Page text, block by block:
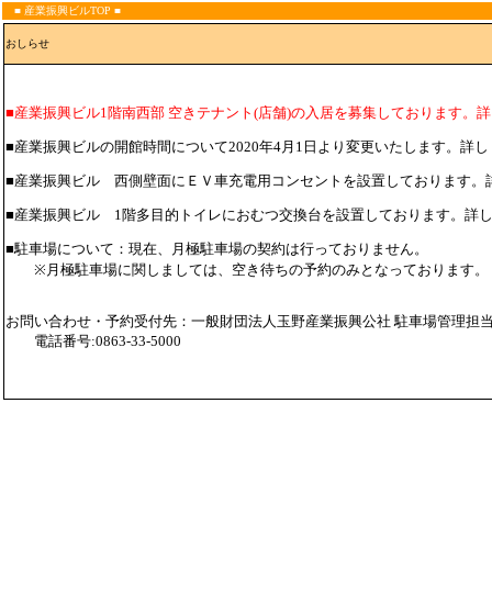
■ 産業振興ビルTOP ■
おしらせ
■産業振興ビル1階南西部 空きテナント(店舗)の入居を募集しております。
■産業振興ビルの開館時間について2020年4月1日より変更いたします。詳し
■産業振興ビル 西側壁面にＥＶ車充電用コンセントを設置しております。
■産業振興ビル 1階多目的トイレにおむつ交換台を設置しております。詳
■駐車場について：現在、月極駐車場の契約は行っておりません。
※月極駐車場に関しましては、空き待ちの予約のみとなっております。
お問い合わせ・予約受付先：一般財団法人玉野産業振興公社 駐車場管理担
電話番号:0863-33-5000